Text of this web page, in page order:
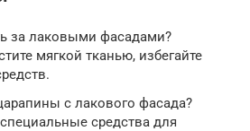
за лаковыми фасадами?
мягкой тканью, избегайте
с лакового фасада?
средства для